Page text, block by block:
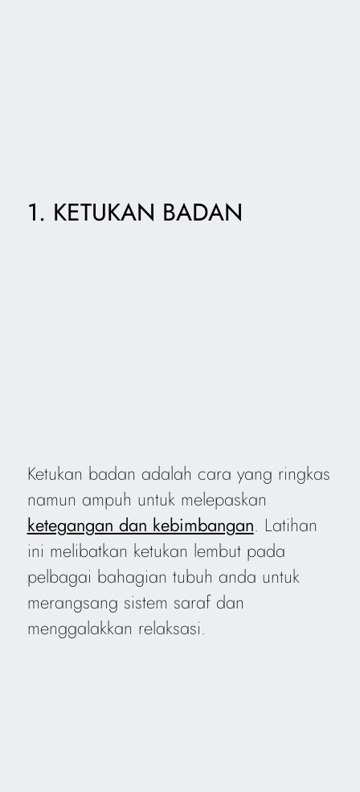
1. KETUKAN BADAN
Ketukan badan adalah cara yang ringkas
namun ampuh untuk melepaskan
ketegangan dan kebimbangan. Latihan
ini melibatkan ketukan lembut pada
pelbagai bahagian tubuh anda untuk
merangsang sistem saraf dan
menggalakkan relaksasi.